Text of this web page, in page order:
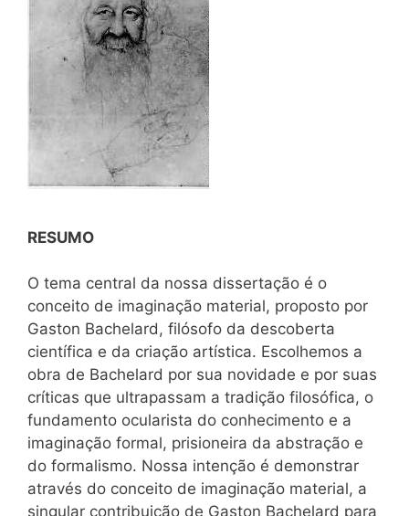
RESUMO
O tema central da nossa dissertação é o
conceito de imaginação material, proposto por
Gaston Bachelard, filósofo da descoberta
científica e da criação artística. Escolhemos a
obra de Bachelard por sua novidade e por suas
críticas que ultrapassam a tradição filosófica, o
fundamento ocularista do conhecimento e a
imaginação formal, prisioneira da abstração e
do formalismo. Nossa intenção é demonstrar
através do conceito de imaginação material, a
singular contribuição de Gaston Bachelard para